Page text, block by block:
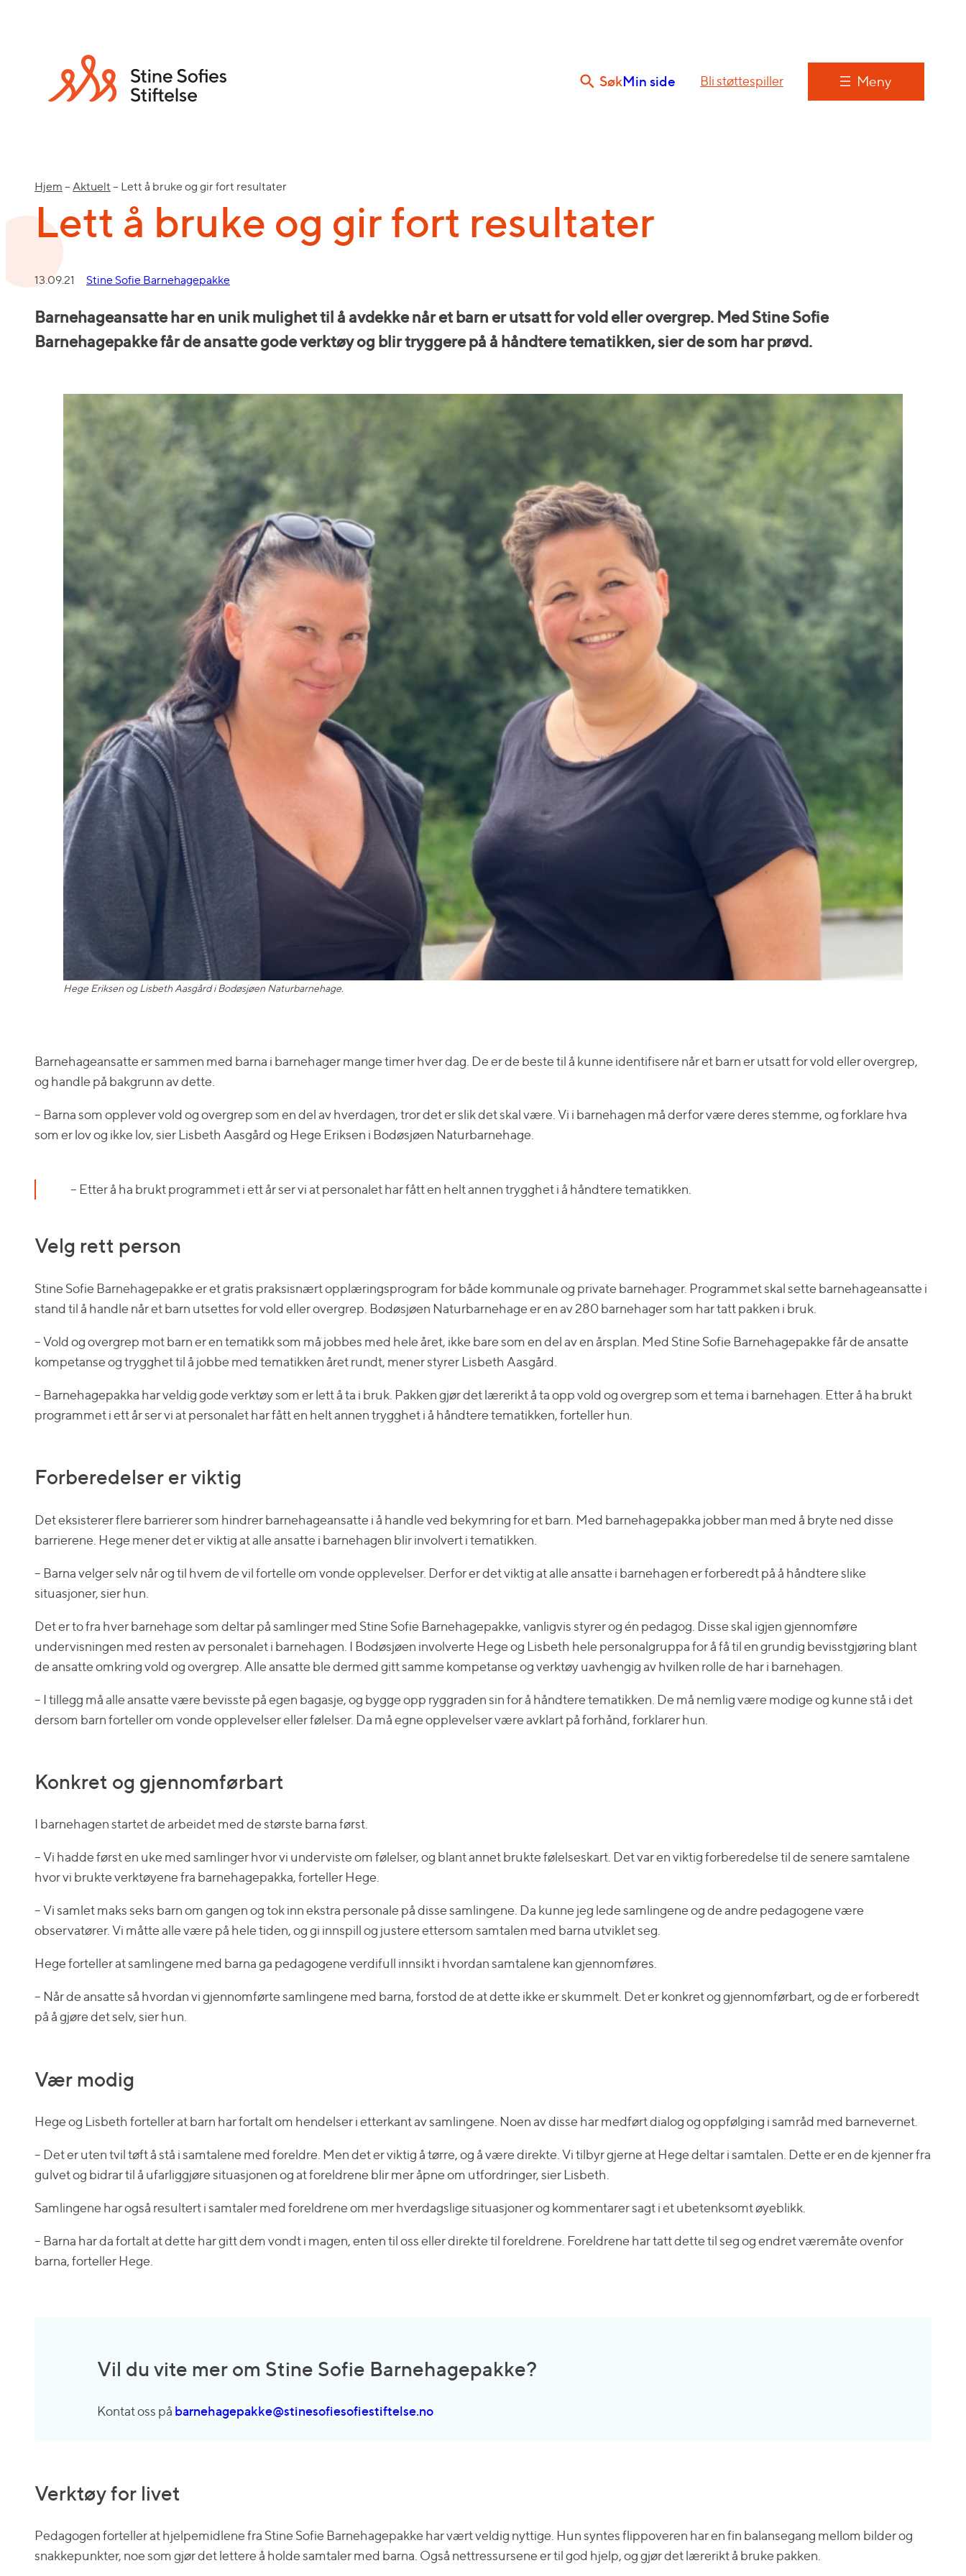
SøkMin side Bli støttespiller Meny
Hjem – Aktuelt – Lett å bruke og gir fort resultater
Lett å bruke og gir fort resultater
13.09.21 Stine Sofie Barnehagepakke
Barnehageansatte har en unik mulighet til å avdekke når et barn er utsatt for vold eller overgrep. Med Stine Sofie
Barnehagepakke får de ansatte gode verktøy og blir tryggere på å håndtere tematikken, sier de som har prøvd.
Hege Eriksen og Lisbeth Aasgård i Bodøsjøen Naturbarnehage.
Barnehageansatte er sammen med barna i barnehager mange timer hver dag. De er de beste til å kunne identifisere når et barn er utsatt for vold eller overgrep,
og handle på bakgrunn av dette.
– Barna som opplever vold og overgrep som en del av hverdagen, tror det er slik det skal være. Vi i barnehagen må derfor være deres stemme, og forklare hva
som er lov og ikke lov, sier Lisbeth Aasgård og Hege Eriksen i Bodøsjøen Naturbarnehage.
– Etter å ha brukt programmet i ett år ser vi at personalet har fått en helt annen trygghet i å håndtere tematikken.
Velg rett person
Stine Sofie Barnehagepakke er et gratis praksisnært opplæringsprogram for både kommunale og private barnehager. Programmet skal sette barnehageansatte i
stand til å handle når et barn utsettes for vold eller overgrep. Bodøsjøen Naturbarnehage er en av 280 barnehager som har tatt pakken i bruk.
– Vold og overgrep mot barn er en tematikk som må jobbes med hele året, ikke bare som en del av en årsplan. Med Stine Sofie Barnehagepakke får de ansatte
kompetanse og trygghet til å jobbe med tematikken året rundt, mener styrer Lisbeth Aasgård.
– Barnehagepakka har veldig gode verktøy som er lett å ta i bruk. Pakken gjør det lærerikt å ta opp vold og overgrep som et tema i barnehagen. Etter å ha brukt
programmet i ett år ser vi at personalet har fått en helt annen trygghet i å håndtere tematikken, forteller hun.
Forberedelser er viktig
Det eksisterer flere barrierer som hindrer barnehageansatte i å handle ved bekymring for et barn. Med barnehagepakka jobber man med å bryte ned disse
barrierene. Hege mener det er viktig at alle ansatte i barnehagen blir involvert i tematikken.
– Barna velger selv når og til hvem de vil fortelle om vonde opplevelser. Derfor er det viktig at alle ansatte i barnehagen er forberedt på å håndtere slike
situasjoner, sier hun.
Det er to fra hver barnehage som deltar på samlinger med Stine Sofie Barnehagepakke, vanligvis styrer og én pedagog. Disse skal igjen gjennomføre
undervisningen med resten av personalet i barnehagen. I Bodøsjøen involverte Hege og Lisbeth hele personalgruppa for å få til en grundig bevisstgjøring blant
de ansatte omkring vold og overgrep. Alle ansatte ble dermed gitt samme kompetanse og verktøy uavhengig av hvilken rolle de har i barnehagen.
– I tillegg må alle ansatte være bevisste på egen bagasje, og bygge opp ryggraden sin for å håndtere tematikken. De må nemlig være modige og kunne stå i det
dersom barn forteller om vonde opplevelser eller følelser. Da må egne opplevelser være avklart på forhånd, forklarer hun.
Konkret og gjennomførbart
I barnehagen startet de arbeidet med de største barna først.
– Vi hadde først en uke med samlinger hvor vi underviste om følelser, og blant annet brukte følelseskart. Det var en viktig forberedelse til de senere samtalene
hvor vi brukte verktøyene fra barnehagepakka, forteller Hege.
– Vi samlet maks seks barn om gangen og tok inn ekstra personale på disse samlingene. Da kunne jeg lede samlingene og de andre pedagogene være
observatører. Vi måtte alle være på hele tiden, og gi innspill og justere ettersom samtalen med barna utviklet seg.
Hege forteller at samlingene med barna ga pedagogene verdifull innsikt i hvordan samtalene kan gjennomføres.
– Når de ansatte så hvordan vi gjennomførte samlingene med barna, forstod de at dette ikke er skummelt. Det er konkret og gjennomførbart, og de er forberedt
på å gjøre det selv, sier hun.
Vær modig
Hege og Lisbeth forteller at barn har fortalt om hendelser i etterkant av samlingene. Noen av disse har medført dialog og oppfølging i samråd med barnevernet.
– Det er uten tvil tøft å stå i samtalene med foreldre. Men det er viktig å tørre, og å være direkte. Vi tilbyr gjerne at Hege deltar i samtalen. Dette er en de kjenner fra
gulvet og bidrar til å ufarliggjøre situasjonen og at foreldrene blir mer åpne om utfordringer, sier Lisbeth.
Samlingene har også resultert i samtaler med foreldrene om mer hverdagslige situasjoner og kommentarer sagt i et ubetenksomt øyeblikk.
– Barna har da fortalt at dette har gitt dem vondt i magen, enten til oss eller direkte til foreldrene. Foreldrene har tatt dette til seg og endret væremåte ovenfor
barna, forteller Hege.
Vil du vite mer om Stine Sofie Barnehagepakke?
Kontat oss på barnehagepakke@stinesofiesofiestiftelse.no
Verktøy for livet
Pedagogen forteller at hjelpemidlene fra Stine Sofie Barnehagepakke har vært veldig nyttige. Hun syntes flippoveren har en fin balansegang mellom bilder og
snakkepunkter, noe som gjør det lettere å holde samtaler med barna. Også nettressursene er til god hjelp, og gjør det lærerikt å bruke pakken.